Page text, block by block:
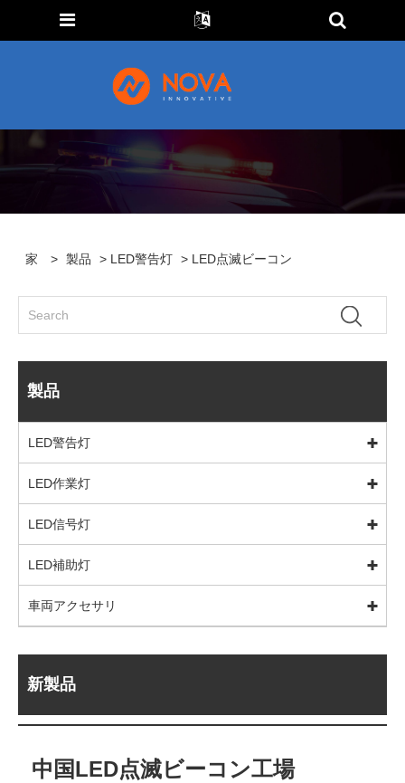
家 > 製品 > LED警告灯 > LED点滅ビーコン
製品
LED警告灯
LED作業灯
LED信号灯
LED補助灯
車両アクセサリ
新製品
中国LED点滅ビーコン工場